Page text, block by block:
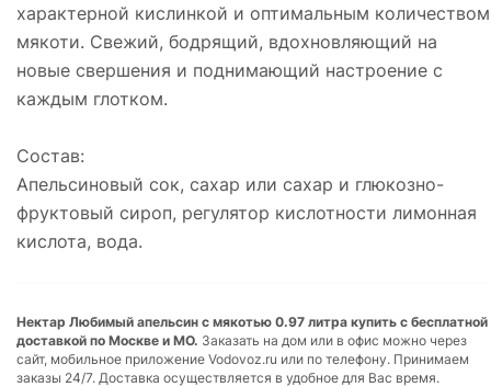
характерной кислинкой и оптимальным количеством
мякоти. Свежий, бодрящий, вдохновляющий на
новые свершения и поднимающий настроение с
каждым глотком.
Состав:
Апельсиновый сок, сахар или сахар и глюкозно-
фруктовый сироп, регулятор кислотности лимонная
кислота, вода.
Нектар Любимый апельсин с мякотью 0.97 литра купить с бесплатной
доставкой по Москве и МО. Заказать на дом или в офис можно через
сайт, мобильное приложение Vodovoz.ru или по телефону. Принимаем
заказы 24/7. Доставка осуществляется в удобное для Вас время.